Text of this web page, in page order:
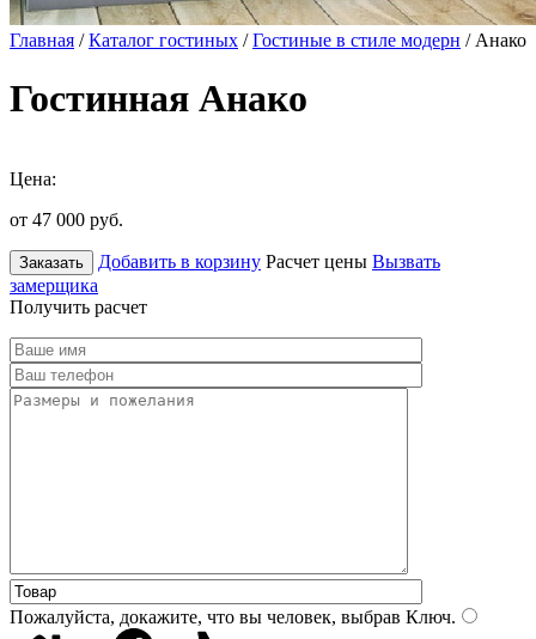
Главная /Каталог гостиных /Гостиные в стиле модерн / Анако
Гостинная Анако
Цена:
от 47 000 руб.
Заказать Добавить в корзину Расчет цены Вызвать
замерщика
Получить расчет
Пожалуйста, докажите, что вы человек, выбрав Ключ.